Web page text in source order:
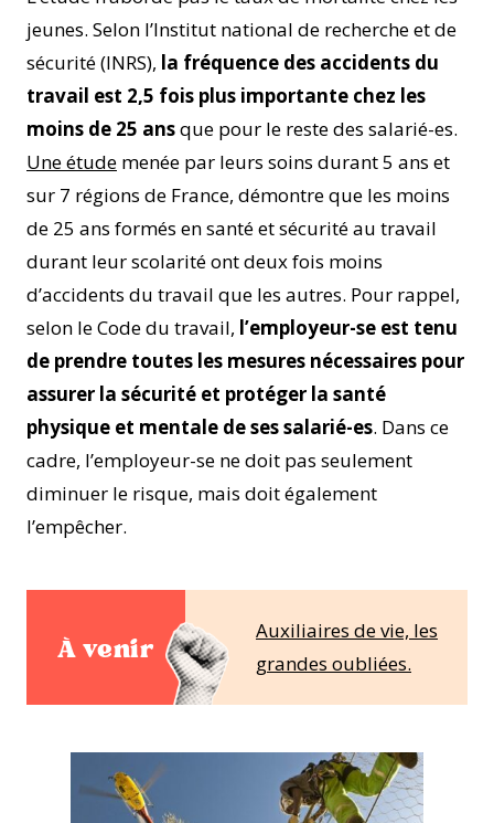
jeunes. Selon l’Institut national de recherche et de
sécurité (INRS), la fréquence des accidents du
travail est 2,5 fois plus importante chez les
moins de 25 ansque pour le reste des salarié-es.
Une étude menée par leurs soins durant 5 ans et
sur 7 régions de France, démontre que les moins
de 25 ans formés en santé et sécurité au travail
durant leur scolarité ont deux fois moins
d’accidents du travail que les autres. Pour rappel,
selon le Code du travail, l’employeur-se est tenu
de prendre toutes les mesures nécessaires pour
assurer la sécurité et protéger la santé
physique et mentale de ses salarié-es. Dans ce
cadre, l’employeur-se ne doit pas seulement
diminuer le risque, mais doit également
l’empêcher.
À venir
Auxiliaires de vie, les
grandes oubliées.